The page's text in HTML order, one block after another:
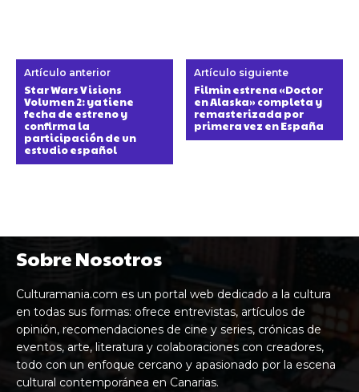
Artículo anterior
Star Wars Visions
Volumen 2: ya tiene
fecha de estreno y
confirma la
participación de un
estudio español
Artículo siguiente
Filmin estrena «Doctor
en Alaska» completa y
remasterizada por
primera vez en España
Sobre Nosotros
Culturamania.com es un portal web dedicado a la cultura
en todas sus formas: ofrece entrevistas, artículos de
opinión, recomendaciones de cine y series, crónicas de
eventos, arte, literatura y colaboraciones con creadores,
todo con un enfoque cercano y apasionado por la escena
cultural contemporánea en Canarias.